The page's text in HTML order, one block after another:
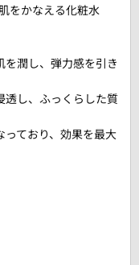
をかなえる化粧水
潤し、弾力感を引き
透し、ふっくらした質
ており、効果を最大